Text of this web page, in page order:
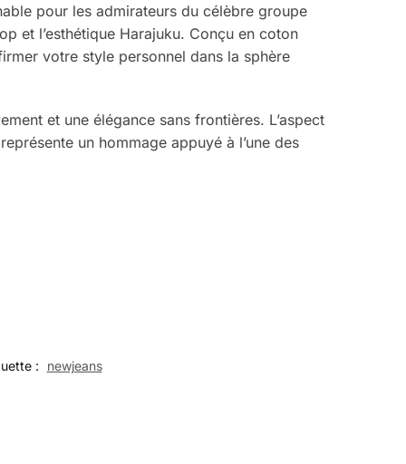
pour les admirateurs du célèbre groupe
et l’esthétique Harajuku. Conçu en coton
votre style personnel dans la sphère
et une élégance sans frontières. L’aspect
un hommage appuyé à l’une des
: newjeans